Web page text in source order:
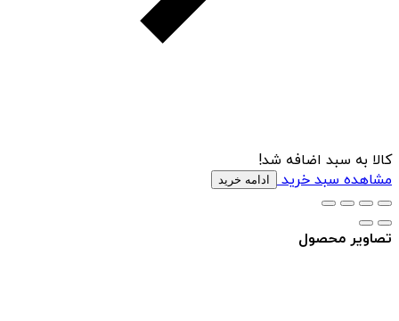
کالا به سبد اضافه شد!
مشاهده سبد خرید
ادامه خرید
تصاویر محصول